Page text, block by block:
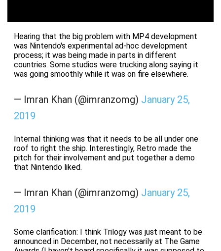
Hearing that the big problem with MP4 development
was Nintendo's experimental ad-hoc development
process; it was being made in parts in different
countries. Some studios were trucking along saying it
was going smoothly while it was on fire elsewhere.
— Imran Khan (@imranzomg) January 25,
2019
Internal thinking was that it needs to be all under one
roof to right the ship. Interestingly, Retro made the
pitch for their involvement and put together a demo
that Nintendo liked.
— Imran Khan (@imranzomg) January 25,
2019
Some clarification: I think Trilogy was just meant to be
announced in December, not necessarily at The Game